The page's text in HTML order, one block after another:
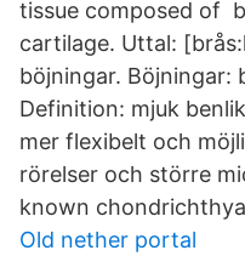
tissue composed of
cartilage. Uttal:
böjningar. Böjningar:
Definition: mjuk
mer flexibelt och
rörelser och större
known
Old nether portal